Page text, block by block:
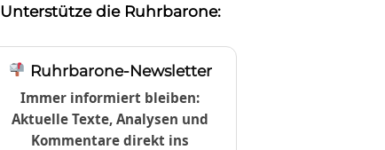
Unterstütze die Ruhrbarone:
Ruhrbarone-Newsletter
Immer informiert bleiben:
Aktuelle Texte, Analysen und
Kommentare direkt ins